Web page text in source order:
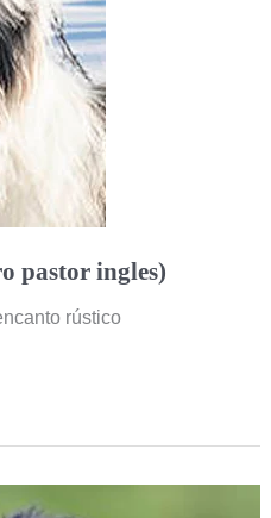
pastor ingles)
rústico